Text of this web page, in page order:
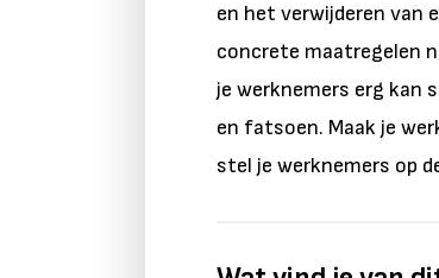
en het verwijderen van
concrete maatregelen
je werknemers erg kan
en fatsoen. Maak je
stel je werknemers op